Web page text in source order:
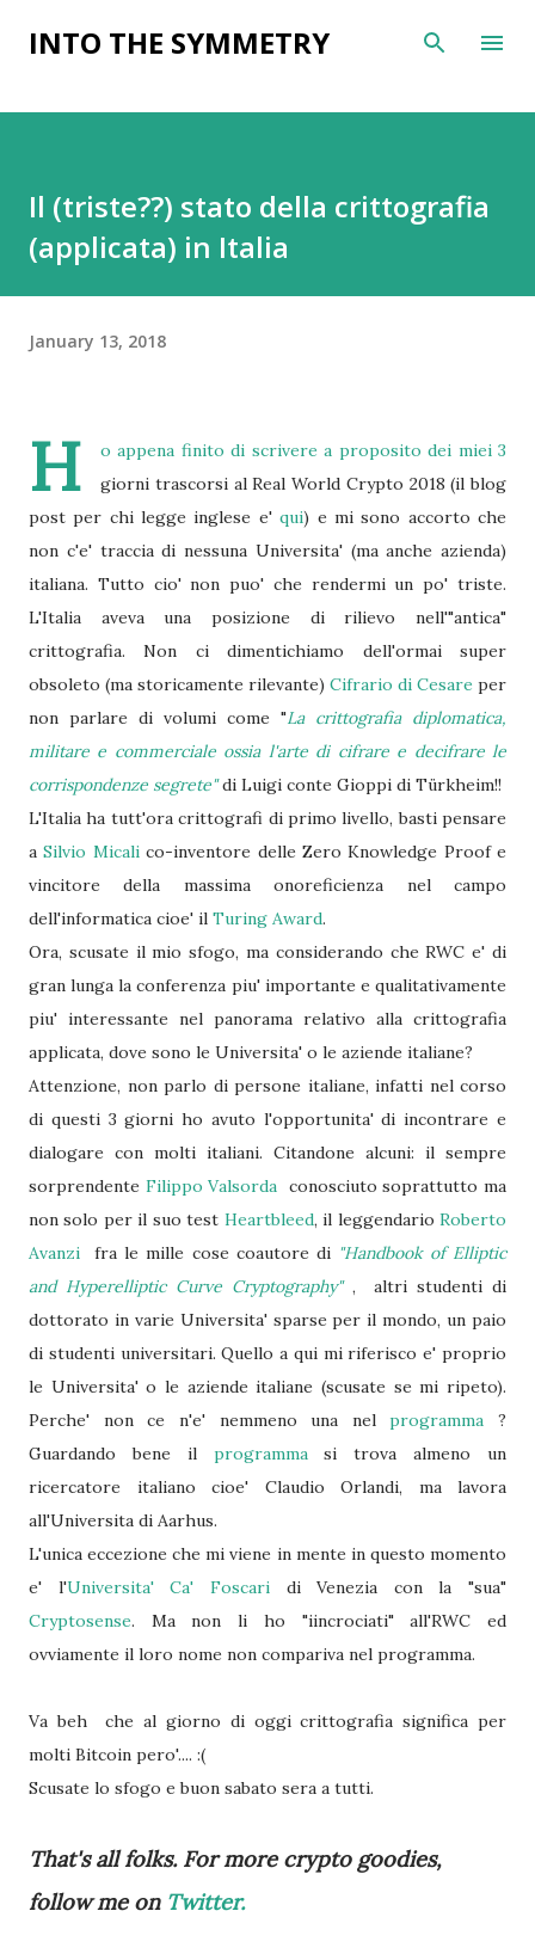
Skip to main content
INTO THE SYMMETRY
Il (triste??) stato della crittografia
(applicata) in Italia
January 13, 2018
H
o appena finito di scrivere a proposito dei miei 3
giorni trascorsi al Real World Crypto 2018 (il blog
post per chi legge inglese e'qui) e mi sono accorto che
non c'e' traccia di nessuna Universita' (ma anche azienda)
italiana. Tutto cio' non puo' che rendermi un po' triste.
L'Italia aveva una posizione di rilievo nell'"antica"
crittografia. Non ci dimentichiamo dell'ormai super
obsoleto (ma storicamente rilevante) Cifrario di Cesare per
non parlare di volumi come "La crittografia diplomatica,
militare e commerciale ossia l'arte di cifrare e decifrare le
corrispondenze segrete"di Luigi conte Gioppi di Türkheim!!
L'Italia ha tutt'ora crittografi di primo livello, basti pensare
aSilvio Micalico-inventore delle Zero Knowledge Proof e
vincitore della massima onoreficienza nel campo
dell'informatica cioe' il Turing Award.
Ora, scusate il mio sfogo, ma considerando che RWC e' di
gran lunga la conferenza piu' importante e qualitativamente
piu' interessante nel panorama relativo alla crittografia
applicata, dove sono le Universita' o le aziende italiane?
Attenzione, non parlo di persone italiane, infatti nel corso
di questi 3 giorni ho avuto l'opportunita' di incontrare e
dialogare con molti italiani. Citandone alcuni: il sempre
sorprendente Filippo Valsorda conosciuto soprattutto ma
non solo per il suo test Heartbleed, il leggendarioRoberto
Avanzi fra le mille cose coautore di "Handbook of Elliptic
and Hyperelliptic Curve Cryptography", altri studenti di
dottorato in varie Universita' sparse per il mondo, un paio
di studenti universitari. Quello a qui mi riferisco e' proprio
le Universita' o le aziende italiane (scusate se mi ripeto).
Perche' non ce n'e' nemmeno una nelprogramma ?
Guardando bene il programmasi trova almeno un
ricercatore italiano cioe' Claudio Orlandi, ma lavora
all'Universita di Aarhus.
L'unica eccezione che mi viene in mente in questo momento
e' l'Universita' Ca' Foscaridi Venezia con la "sua"
Cryptosense. Ma non li ho "iincrociati" all'RWC ed
ovviamente il loro nome non compariva nel programma.
Va beh che al giorno di oggi crittografia significa per
molti Bitcoin pero'.... :(
Scusate lo sfogo e buon sabato sera a tutti.
That's all folks. For more crypto goodies,
follow me on Twitter.